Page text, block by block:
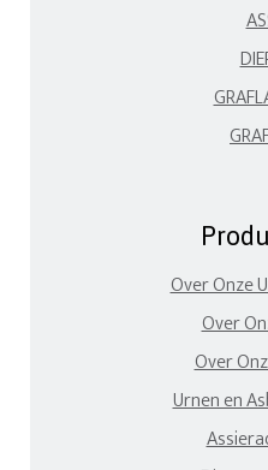
Over Onze
Over
Over
Urnen en